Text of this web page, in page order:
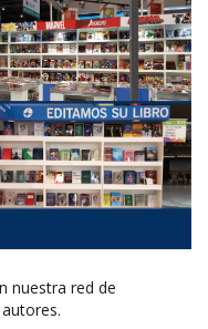
nuestra red de